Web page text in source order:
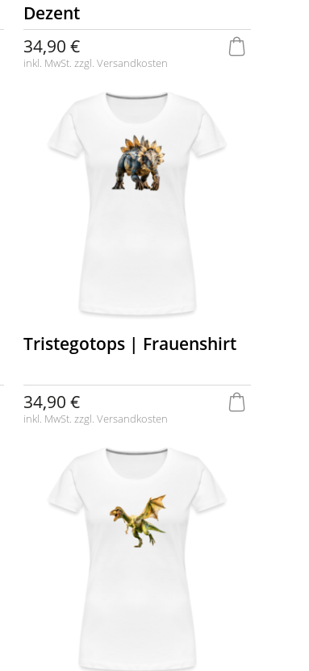
Dezent
34,90 €
inkl. MwSt. zzgl. Versandkosten
Tristegotops | Frauenshirt
34,90 €
inkl. MwSt. zzgl. Versandkosten